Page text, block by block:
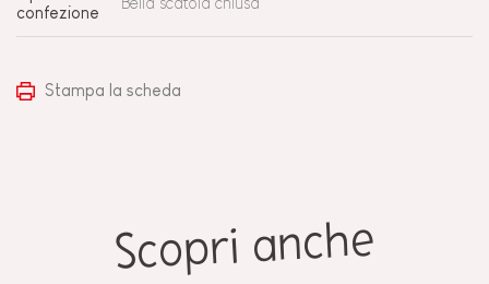
confezione
Stampa la scheda
Scopri anche